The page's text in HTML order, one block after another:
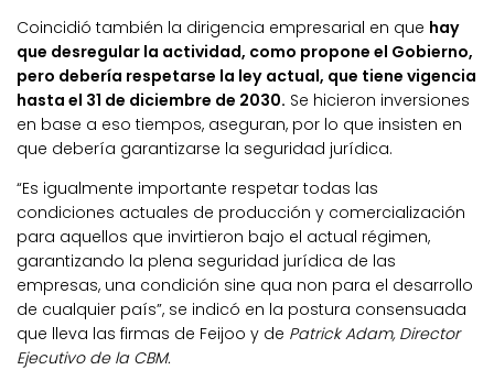
Coincidió también la dirigencia empresarial en que hay
que desregular la actividad, como propone el Gobierno,
pero debería respetarse la ley actual, que tiene vigencia
hasta el 31 de diciembre de 2030. Se hicieron inversiones
en base a eso tiempos, aseguran, por lo que insisten en
que debería garantizarse la seguridad jurídica.
“Es igualmente importante respetar todas las
condiciones actuales de producción y comercialización
para aquellos que invirtieron bajo el actual régimen,
garantizando la plena seguridad jurídica de las
empresas, una condición sine qua non para el desarrollo
de cualquier país”, se indicó en la postura consensuada
que lleva las firmas de Feijoo y de Patrick Adam, Director
Ejecutivo de la CBM.